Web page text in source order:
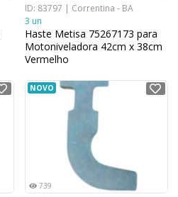
ID: 83797 | Correntina - BA
3 un
Haste Metisa 75267173 para
Motoniveladora 42cm x 38cm
Vermelho
NOVO
739